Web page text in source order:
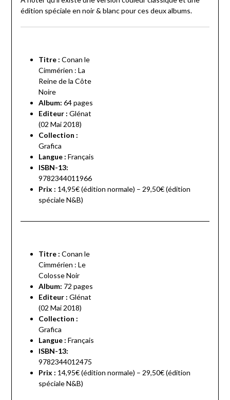
édition spéciale en noir & blanc pour ces deux albums.
Titre : Conan le
Cimmérien : La
Reine de la Côte
Noire
Album: 64 pages
Editeur : Glénat
(02 Mai 2018)
Collection :
Grafica
Langue : Français
ISBN-13:
9782344011966
Prix : 14,95€ (édition normale) – 29,50€ (édition
spéciale N&B)
Titre : Conan le
Cimmérien : Le
Colosse Noir
Album: 72 pages
Editeur : Glénat
(02 Mai 2018)
Collection :
Grafica
Langue : Français
ISBN-13:
9782344012475
Prix : 14,95€ (édition normale) – 29,50€ (édition
spéciale N&B)